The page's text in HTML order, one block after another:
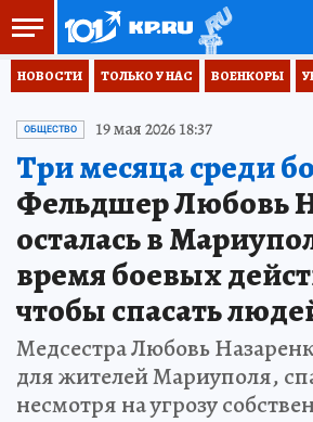
НОВОСТИ ТОЛЬКО У НАС ВОЕНКОРЫ
ОБЩЕСТВО 19 мая 2026 18:37
Три месяца среди
Фельдшер Любовь
осталась в
время боевых
чтобы спасать
Медсестра Любовь
для жителей Мариуполя,
несмотря на угрозу